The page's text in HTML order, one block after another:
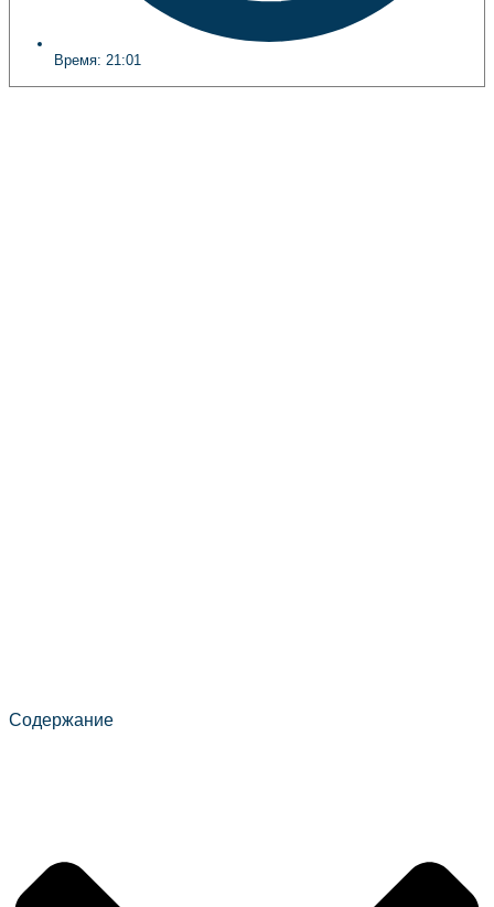
Время: 21:01
Содержание